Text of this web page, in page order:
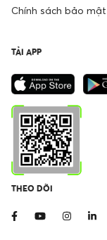
Chính sách bảo mật
TẢI APP
THEO DÕI